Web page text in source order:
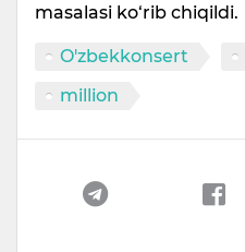
masalasi ko‘rib chiqildi.
O'zbekkonsert
million